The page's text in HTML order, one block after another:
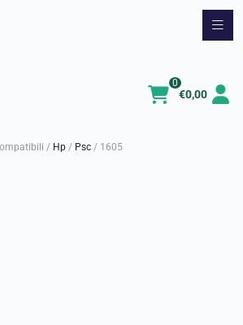
€0,00
0
/ hp / psc / 1605